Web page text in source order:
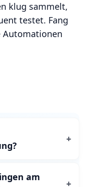
klug sammelt,
testet. Fang
Automationen
am